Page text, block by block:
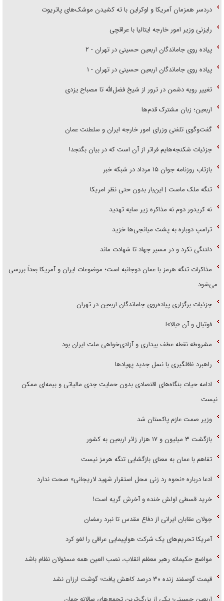
دردسر همزمان آمریکا و اوکراین با ته کشیدن موشک‌های پاتریوت
رایزنی وزیر امور خارجه ایتالیا با عراقچی
پیاده روی جاماندگان اربعین حسینی در تهران - ۲
پیاده روی جاماندگان اربعین حسینی در تهران - ۱
تغییر رویه دشمن در ترور از شیخ فضل‌الله تا مصباح یزدی
اربعین؛ زبان مشترک قدم‌ها
گفت‌وگوی تلفنی وزرای امور خارجه ایران و سلطنت عمان
جزئیات شکنجه‌هایم فراتر از آن است که در بیان بگنجد!
بازتاب روزنامه جوان ۱۵ مرداد در شبکه خبر
تنگه ملک ماست | این‌بار بدون حتی نظر امریکا
نه کریدور دوم نه مذاکره زیر سایه تهدید
ترامپ دوباره به پشت میانجی‌ها خزید
دلتنگی نکرد و در مسیر جهاد تا شهادت ماند
مذاکرات تنگه هرمز با عمان دوجانبه است؛ موضوعات ایران و آمریکا بعداً بررسی
می‌شود
جزئیات برگزاری پیاده‌روی جاماندگان اربعین در تهران
فوتبال و آن «بالا»!
مشروطه نقطه عطف بیداری و آزادی‌خواهی ملت ایران بود
راهبرد غافلگیری با نسل جدید پهپاد‌ها
ادامه حیات بنگاه‌های اقتصادی بدون حمایت جدی مالیاتی و بیمه‌ای ممکن
نیست
وزیر صمت عازم پاکستان شد
بازگشت ۳ میلیون و ۱۷ هزار زائر اربعین به کشور
تفاهم با عمان به معنای بازگشایی تنگه هرمز نیست
ادعا درباره «نحوه رد زنی محل استقرار شهید لاریجانی» صحت ندارد
خرید قسطی اولش خنده و آخرش گریه است!
جولان عقابان ایرانی از دفاع مقدس تا نبرد رمضان
آمریکا تحریم‌های یک شرکت هواپیمایی عراقی را لغو کرد
مواضع حکیمانه رهبر معظم انقلاب، نصب العین همه مسئولان نظام باشد
قیمت گوسفند زنده ۳۰ درصد کاهش یافت؛ گوشت ارزان نشد